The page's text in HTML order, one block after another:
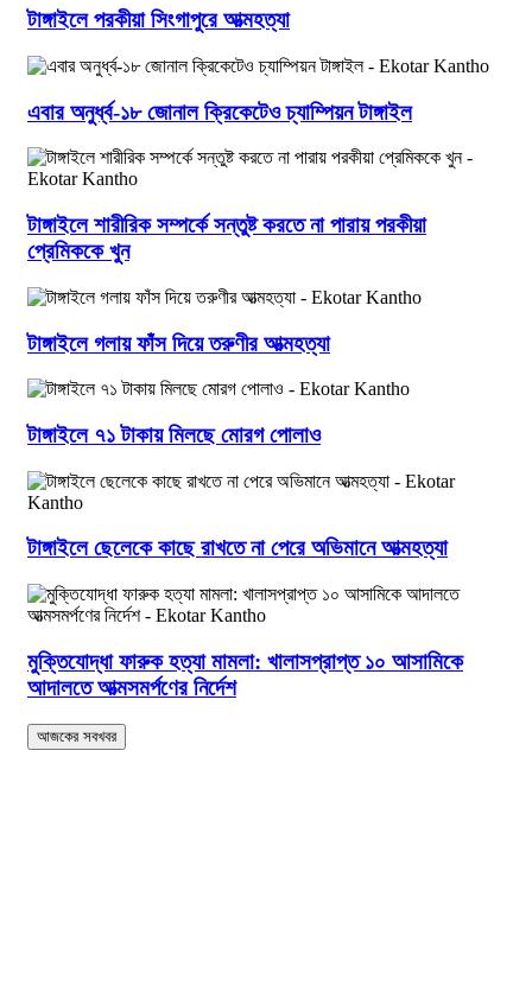
টাঙ্গাইলে পরকীয়া সিংগাপুরে আত্মহত্যা
এবার অনুর্ধ্ব-১৮ জোনাল ক্রিকেটেও চ্যাম্পিয়ন টাঙ্গাইল
টাঙ্গাইলে শারীরিক সম্পর্কে সন্তুষ্ট করতে না পারায় পরকীয়া
প্রেমিককে খুন
টাঙ্গাইলে গলায় ফাঁস দিয়ে তরুণীর আত্মহত্যা
টাঙ্গাইলে ৭১ টাকায় মিলছে মোরগ পোলাও
টাঙ্গাইলে ছেলেকে কাছে রাখতে না পেরে অভিমানে আত্মহত্যা
মুক্তিযোদ্ধা ফারুক হত্যা মামলা: খালাসপ্রাপ্ত ১০ আসামিকে
আদালতে আত্মসমর্পণের নির্দেশ